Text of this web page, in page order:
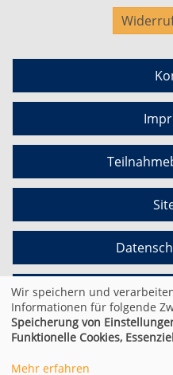
Cookie
Wir speichern und
Informationen für folgende
Speicherung von
Funktionelle Cookies,
Mehr erfahren